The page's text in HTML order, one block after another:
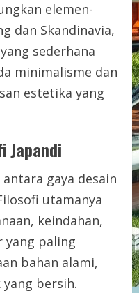
elemen-
dan Skandinavia,
sederhana
minimalisme dan
estetika yang
Japandi
gaya desain
utamanya
keindahan,
yang paling
bahan alami,
bersih.